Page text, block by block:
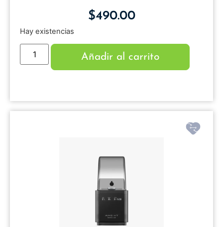
$490.00
Hay existencias
Añadir al carrito